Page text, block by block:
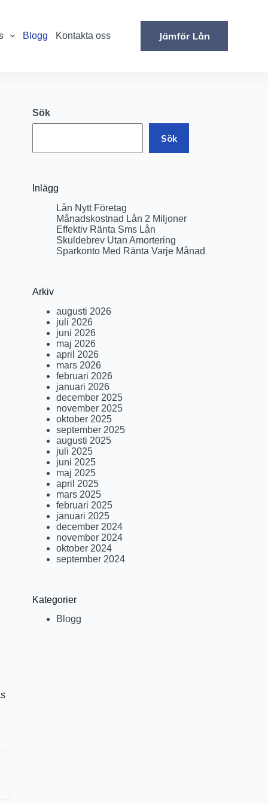
Blogg Kontakta oss Jämför Lån
Sök
Sök
Inlägg
Lån Nytt Företag
Månadskostnad Lån 2 Miljoner
Effektiv Ränta Sms Lån
Skuldebrev Utan Amortering
Sparkonto Med Ränta Varje Månad
Arkiv
augusti 2026
juli 2026
juni 2026
maj 2026
april 2026
mars 2026
februari 2026
januari 2026
december 2025
november 2025
oktober 2025
september 2025
augusti 2025
juli 2025
juni 2025
maj 2025
april 2025
mars 2025
februari 2025
januari 2025
december 2024
november 2024
oktober 2024
september 2024
Kategorier
Blogg